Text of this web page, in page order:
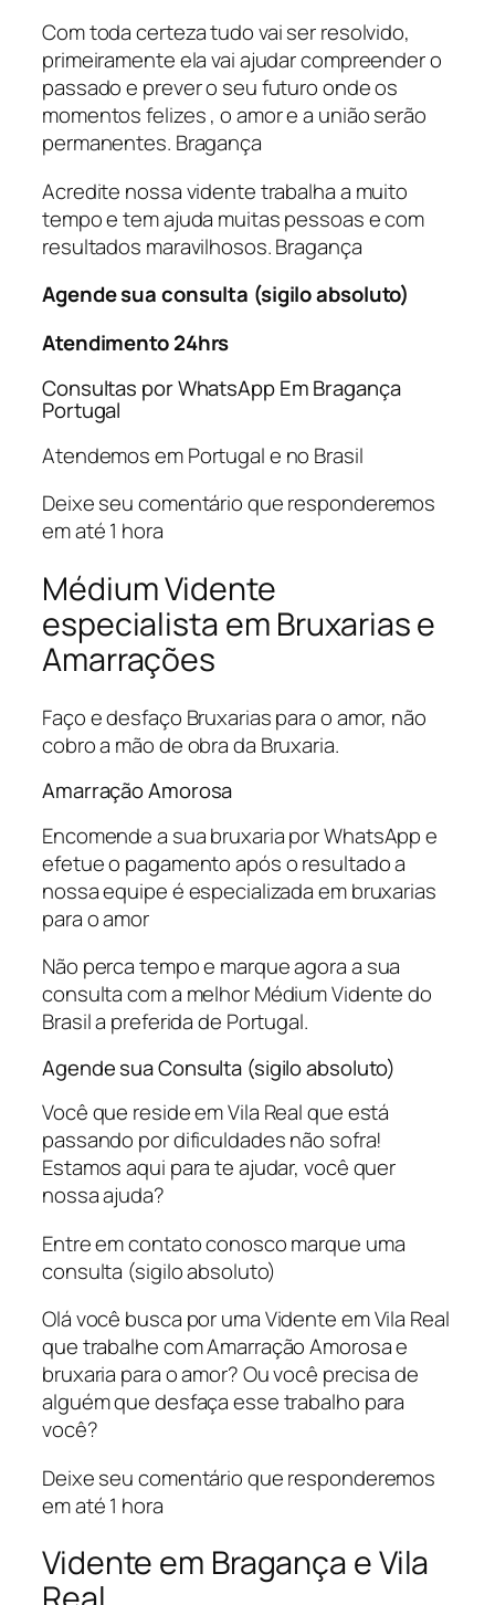
Com toda certeza tudo vai ser resolvido,
primeiramente ela vai ajudar compreender o
passado e prever o seu futuro onde os
momentos felizes , o amor e a união serão
permanentes. Bragança
Acredite nossa vidente trabalha a muito
tempo e tem ajuda muitas pessoas e com
resultados maravilhosos. Bragança
Agende sua consulta (sigilo absoluto)
Atendimento 24hrs
Consultas por WhatsApp Em Bragança
Portugal
Atendemos em Portugal e no Brasil
Deixe seu comentário que responderemos
em até 1 hora
Médium Vidente
especialista em Bruxarias e
Amarrações
Faço e desfaço Bruxarias para o amor, não
cobro a mão de obra da Bruxaria.
Amarração Amorosa
Encomende a sua bruxaria por WhatsApp e
efetue o pagamento após o resultado a
nossa equipe é especializada em bruxarias
para o amor
Não perca tempo e marque agora a sua
consulta com a melhor Médium Vidente do
Brasil a preferida de Portugal.
Agende sua Consulta (sigilo absoluto)
Você que reside em Vila Real que está
passando por dificuldades não sofra!
Estamos aqui para te ajudar, você quer
nossa ajuda?
Entre em contato conosco marque uma
consulta (sigilo absoluto)
Olá você busca por uma Vidente em Vila Real
que trabalhe com Amarração Amorosa e
bruxaria para o amor? Ou você precisa de
alguém que desfaça esse trabalho para
você?
Deixe seu comentário que responderemos
em até 1 hora
Vidente em Bragança e Vila